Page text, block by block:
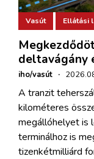
Vasút Ellátási
deltavágány
iho/vasút ·
A tranzit
kilométeres
megállóhelyet is
terminálhoz is
tizenkétmilliárd